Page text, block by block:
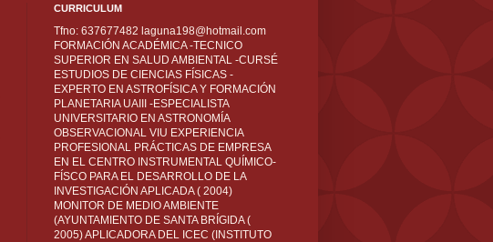
CURRICULUM
Tfno: 637677482 laguna198@hotmail.com
FORMACIÓN ACADÉMICA -TECNICO
SUPERIOR EN SALUD AMBIENTAL -CURSÉ
ESTUDIOS DE CIENCIAS FÍSICAS -
EXPERTO EN ASTROFÍSICA Y FORMACIÓN
PLANETARIA UAIII -ESPECIALISTA
UNIVERSITARIO EN ASTRONOMÍA
OBSERVACIONAL VIU EXPERIENCIA
PROFESIONAL PRÁCTICAS DE EMPRESA
EN EL CENTRO INSTRUMENTAL QUÍMICO-
FÍSCO PARA EL DESARROLLO DE LA
INVESTIGACIÓN APLICADA ( 2004)
MONITOR DE MEDIO AMBIENTE
(AYUNTAMIENTO DE SANTA BRÍGIDA (
2005) APLICADORA DEL ICEC (INSTITUTO